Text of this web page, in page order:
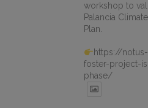
workshop to
Palancia
Plan.
https://
foster-project-
phase/